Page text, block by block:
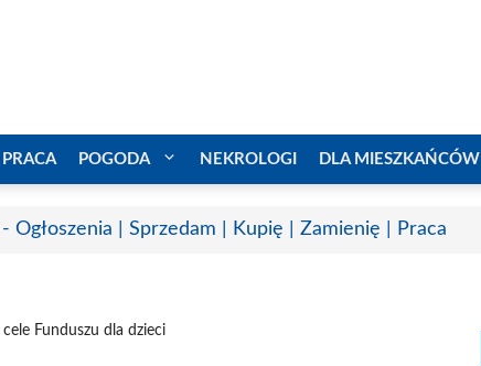
PRACA POGODA NEKROLOGI DLA MIESZKAŃCÓW
Ogłoszenia | Sprzedam | Kupię | Zamienię | Praca
Funduszu dla dzieci